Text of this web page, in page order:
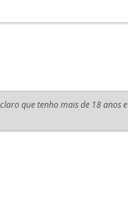
que tenho mais de 18 anos e